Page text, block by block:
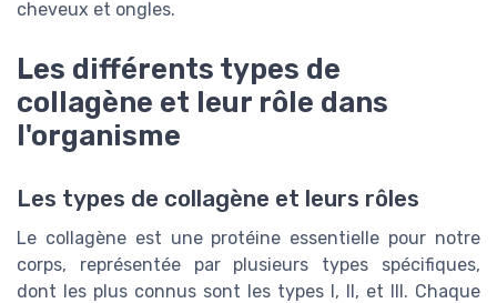
cheveux et ongles.
Les différents types de
collagène et leur rôle dans
l'organisme
Les types de collagène et leurs rôles
Le collagène est une protéine essentielle pour notre
corps, représentée par plusieurs types spécifiques,
dont les plus connus sont les types I, II, et III. Chaque